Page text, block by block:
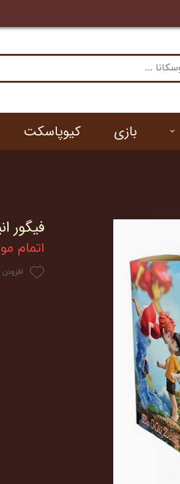
بازی کیوپاسکت
فیگور
اتمام